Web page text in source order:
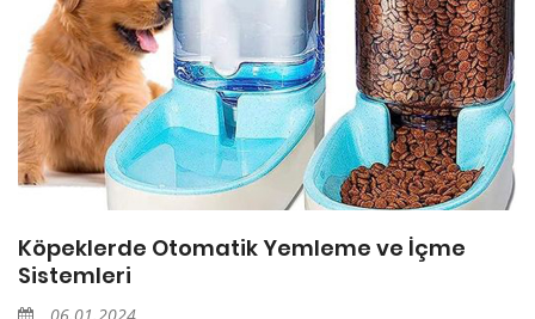
Köpeklerde Otomatik Yemleme ve İçme
Sistemleri